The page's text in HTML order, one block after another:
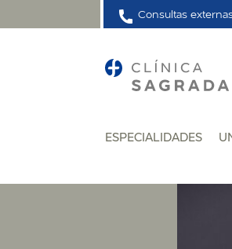
Consultas
ESPECIALIDADES